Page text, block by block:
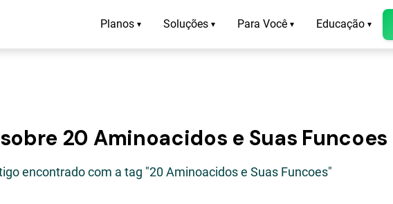
Planos ▾ Soluções ▾ Para Você ▾ Educação ▾
20 Aminoacidos e Suas Funcoes
encontrado com a tag "20 Aminoacidos e Suas Funcoes"